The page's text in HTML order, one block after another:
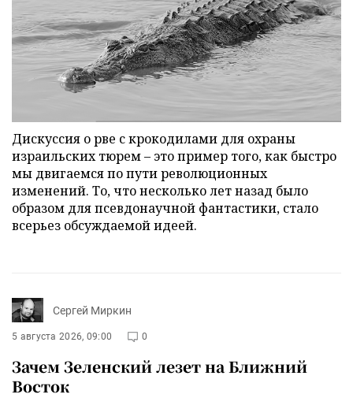
Дискуссия о рве с крокодилами для охраны
израильских тюрем – это пример того, как быстро
мы двигаемся по пути революционных
изменений. То, что несколько лет назад было
образом для псевдонаучной фантастики, стало
всерьез обсуждаемой идеей.
Сергей Миркин
5 августа 2026, 09:00 0
Зачем Зеленский лезет на Ближний
Восток